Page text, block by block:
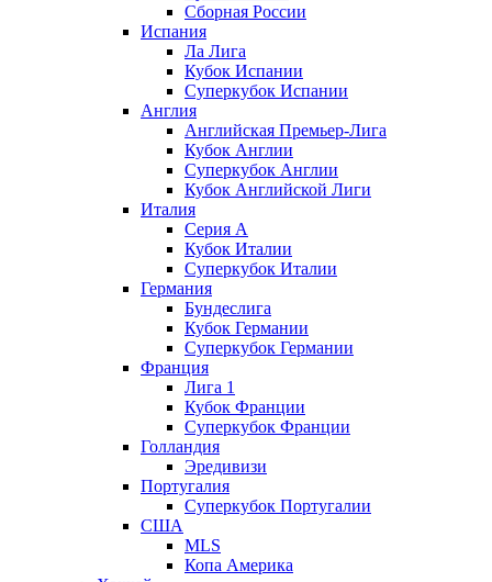
Сборная России
Испания
Ла Лига
Кубок Испании
Суперкубок Испании
Англия
Английская Премьер-Лига
Кубок Англии
Суперкубок Англии
Кубок Английской Лиги
Италия
Серия А
Кубок Италии
Суперкубок Италии
Германия
Бундеслига
Кубок Германии
Суперкубок Германии
Франция
Лига 1
Кубок Франции
Суперкубок Франции
Голландия
Эредивизи
Португалия
Суперкубок Португалии
США
MLS
Копа Америка